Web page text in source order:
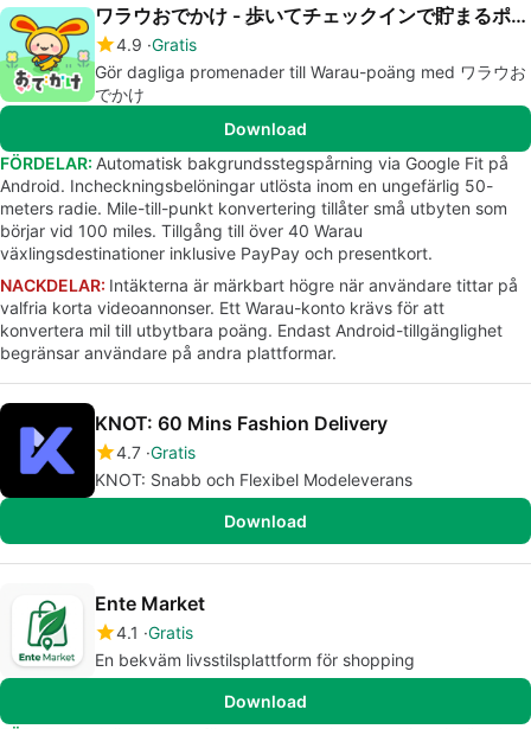
ワラウおでかけ - 歩いてチェックインで貯まるポイ活アプリ
4.9 Gratis
Gör dagliga promenader till Warau-poäng med ワラウお
でかけ
Download
FÖRDELAR: Automatisk bakgrundsstegspårning via Google Fit på
Android. Incheckningsbelöningar utlösta inom en ungefärlig 50-
meters radie. Mile-till-punkt konvertering tillåter små utbyten som
börjar vid 100 miles. Tillgång till över 40 Warau
växlingsdestinationer inklusive PayPay och presentkort.
NACKDELAR: Intäkterna är märkbart högre när användare tittar på
valfria korta videoannonser. Ett Warau-konto krävs för att
konvertera mil till utbytbara poäng. Endast Android-tillgänglighet
begränsar användare på andra plattformar.
KNOT: 60 Mins Fashion Delivery
4.7 Gratis
KNOT: Snabb och Flexibel Modeleverans
Download
Ente Market
4.1 Gratis
En bekväm livsstilsplattform för shopping
Download